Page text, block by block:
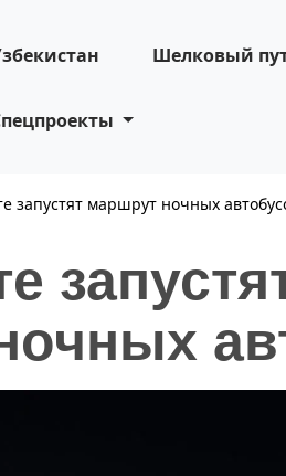
Шелковый
запустят маршрут ночных